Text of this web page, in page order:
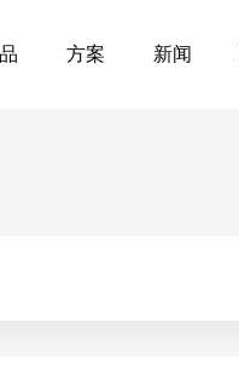
方案 新闻